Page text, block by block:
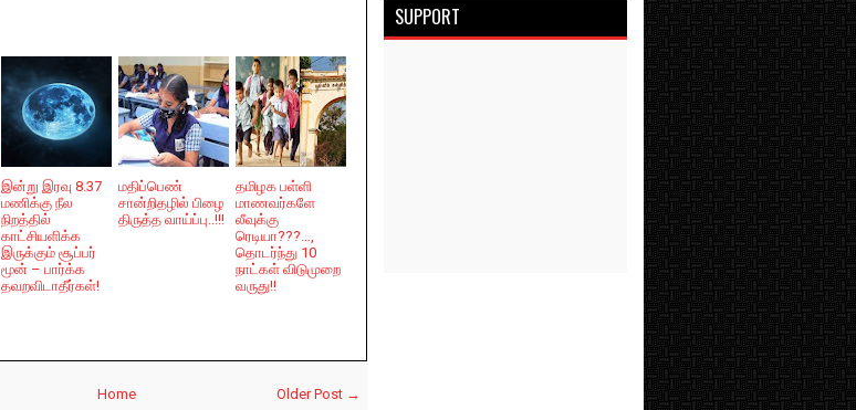
இன்று இரவு 8.37
மணிக்கு நீல
நிறத்தில்
காட்சியளிக்க
இருக்கும் சூப்பர்
மூன் – பார்க்க
தவறவிடாதீர்கள்!
மதிப்பெண்
சான்றிதழில் பிழை
திருத்த வாய்ப்பு..!!!
தமிழக பள்ளி
மாணவர்களே
லீவுக்கு
ரெடியா???…,
தொடர்ந்து 10
நாட்கள் விடுமுறை
வருது!!
Older Post →
Home
SUPPORT